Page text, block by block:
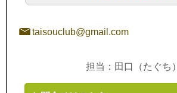
taisouclub@gmail.com
担当：田口（たぐち）